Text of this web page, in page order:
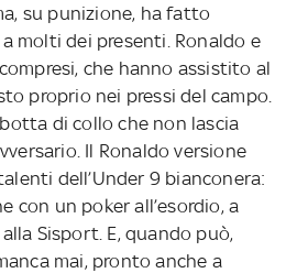
su punizione, ha fatto
molti dei presenti. Ronaldo e
che hanno assistito al
proprio nei pressi del campo.
di collo che non lascia
Il Ronaldo versione
dell’Under 9 bianconera:
con un poker all’esordio, a
Sisport. E, quando può,
mai, pronto anche a